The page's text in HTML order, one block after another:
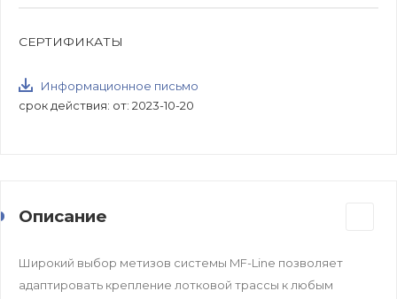
СЕРТИФИКАТЫ
Информационное письмо
срок действия: от: 2023-10-20
Описание
Широкий выбор метизов системы MF-Line позволяет
адаптировать крепление лотковой трассы к любым